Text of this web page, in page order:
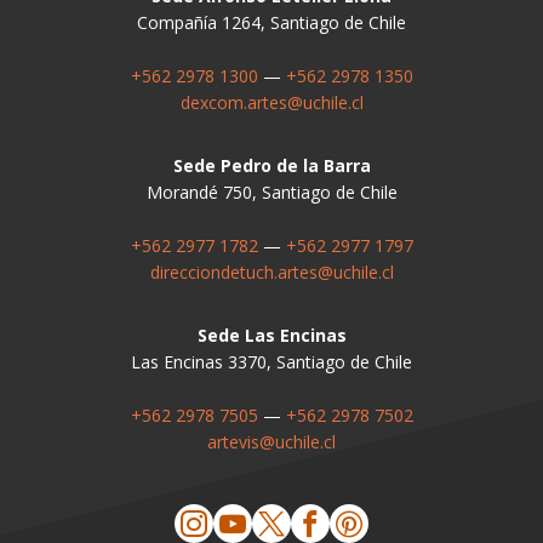
Compañía 1264, Santiago de Chile
+562 2978 1300 — +562 2978 1350
dexcom.artes@uchile.cl
Sede Pedro de la Barra
Morandé 750, Santiago de Chile
+562 2977 1782 — +562 2977 1797
direcciondetuch.artes@uchile.cl
Sede Las Encinas
Las Encinas 3370, Santiago de Chile
+562 2978 7505 — +562 2978 7502
artevis@uchile.cl